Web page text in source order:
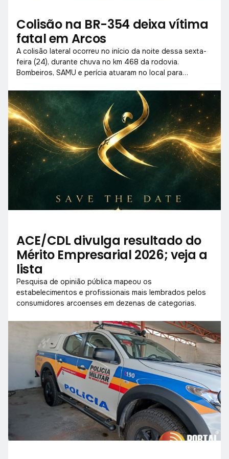
Colisão na BR-354 deixa vítima
fatal em Arcos
A colisão lateral ocorreu no início da noite dessa sexta-
feira (24), durante chuva no km 468 da rodovia.
Bombeiros, SAMU e perícia atuaram no local para
ACE/CDL divulga resultado do
Mérito Empresarial 2026; veja a
lista
Pesquisa de opinião pública mapeou os
estabelecimentos e profissionais mais lembrados pelos
consumidores arcoenses em dezenas de categorias.